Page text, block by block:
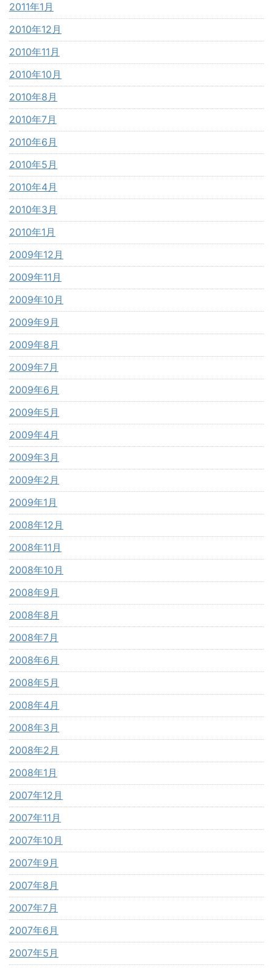
2011年1月
2010年12月
2010年11月
2010年10月
2010年8月
2010年7月
2010年6月
2010年5月
2010年4月
2010年3月
2010年1月
2009年12月
2009年11月
2009年10月
2009年9月
2009年8月
2009年7月
2009年6月
2009年5月
2009年4月
2009年3月
2009年2月
2009年1月
2008年12月
2008年11月
2008年10月
2008年9月
2008年8月
2008年7月
2008年6月
2008年5月
2008年4月
2008年3月
2008年2月
2008年1月
2007年12月
2007年11月
2007年10月
2007年9月
2007年8月
2007年7月
2007年6月
2007年5月